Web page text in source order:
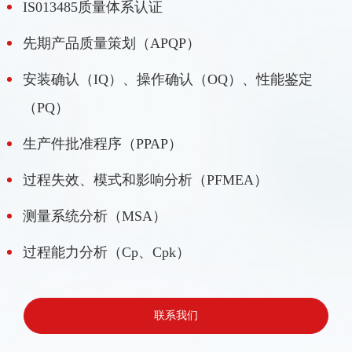
IS013485质量体系认证
先期产品质量策划（APQP）
安装确认（IQ）、操作确认（OQ）、性能鉴定
（PQ）
生产件批准程序（PPAP）
过程失效、模式和影响分析（PFMEA）
测量系统分析（MSA）
过程能力分析（Cp、Cpk）
联系我们